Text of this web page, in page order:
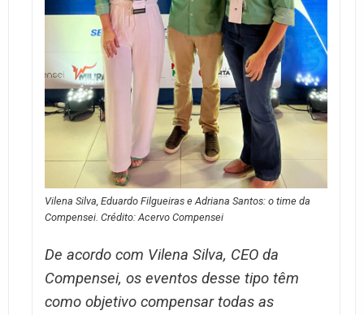
Vilena Silva, Eduardo Filgueiras e Adriana Santos: o time da
Compensei. Crédito: Acervo Compensei
De acordo com Vilena Silva, CEO da
Compensei, os eventos desse tipo têm
como objetivo compensar todas as